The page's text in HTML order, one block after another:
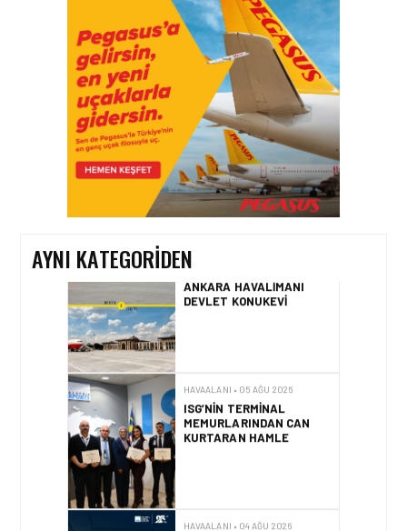
AYNI KATEGORIDEN
HAVAALANI • 05 AĞU 2026
İSTANBUL VALI
YARDIMCISI BEKIR
DINKIRCI’DEN KONTROL
KULESI’NE ZIYARET
HAVAALANI • 05 AĞU 2026
TASARIMDAN GERÇEĞE:
ANKARA HAVALIMANI
DEVLET KONUKEVI
HAVAALANI • 05 AĞU 2026
ISG’NIN TERMINAL
HAVAALANI • 04 AĞU 2026
İSTANBUL SABIHA